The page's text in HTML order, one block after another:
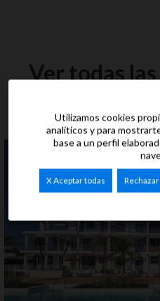
Ver todas
Utilizamos cookies
analíticos y para
base a un perfil
X Aceptar todas